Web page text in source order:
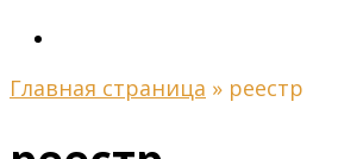
Главная страница » реестр